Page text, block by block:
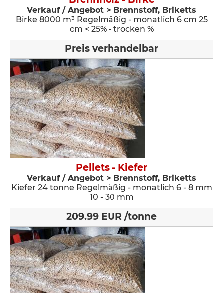
Verkauf / Angebot > Brennstoff, Briketts
Birke 8000 m³ Regelmäßig - monatlich 6 cm 25
cm < 25% - trocken %
Preis verhandelbar
Pellets - Kiefer
Verkauf / Angebot > Brennstoff, Briketts
Kiefer 24 tonne Regelmäßig - monatlich 6 - 8 mm
10 - 30 mm
209.99 EUR /tonne